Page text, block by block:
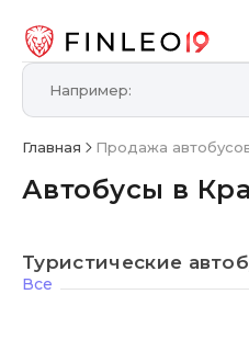
Главная Продажа
Автобусы в
Туристические
Все